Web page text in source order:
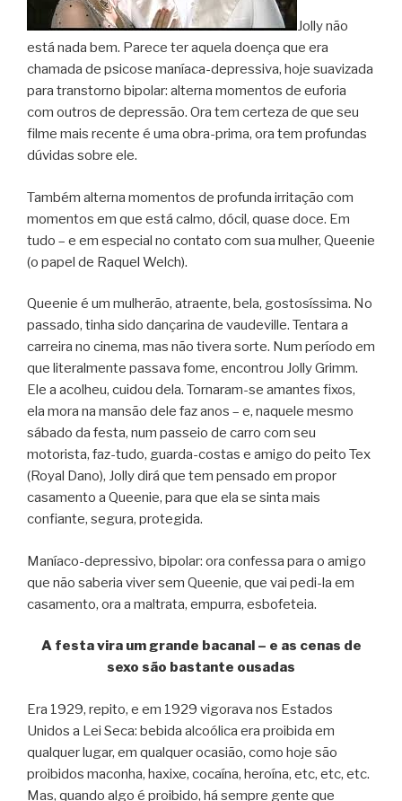
Jolly não
está nada bem. Parece ter aquela doença que era
chamada de psicose maníaca-depressiva, hoje suavizada
para transtorno bipolar: alterna momentos de euforia
com outros de depressão. Ora tem certeza de que seu
filme mais recente é uma obra-prima, ora tem profundas
dúvidas sobre ele.
Também alterna momentos de profunda irritação com
momentos em que está calmo, dócil, quase doce. Em
tudo – e em especial no contato com sua mulher, Queenie
(o papel de Raquel Welch).
Queenie é um mulherão, atraente, bela, gostosíssima. No
passado, tinha sido dançarina de vaudeville. Tentara a
carreira no cinema, mas não tivera sorte. Num período em
que literalmente passava fome, encontrou Jolly Grimm.
Ele a acolheu, cuidou dela. Tornaram-se amantes fixos,
ela mora na mansão dele faz anos – e, naquele mesmo
sábado da festa, num passeio de carro com seu
motorista, faz-tudo, guarda-costas e amigo do peito Tex
(Royal Dano), Jolly dirá que tem pensado em propor
casamento a Queenie, para que ela se sinta mais
confiante, segura, protegida.
Maníaco-depressivo, bipolar: ora confessa para o amigo
que não saberia viver sem Queenie, que vai pedi-la em
casamento, ora a maltrata, empurra, esbofeteia.
A festa vira um grande bacanal – e as cenas de
sexo são bastante ousadas
Era 1929, repito, e em 1929 vigorava nos Estados
Unidos a Lei Seca: bebida alcoólica era proibida em
qualquer lugar, em qualquer ocasião, como hoje são
proibidos maconha, haxixe, cocaína, heroína, etc, etc, etc.
Mas, quando algo é proibido, há sempre gente que